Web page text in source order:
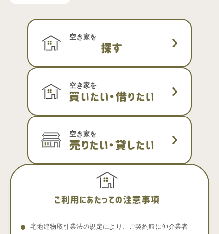
空き家を
空き家を
空き家を
宅地建物取引業法の規定により、ご契約時に仲介業者